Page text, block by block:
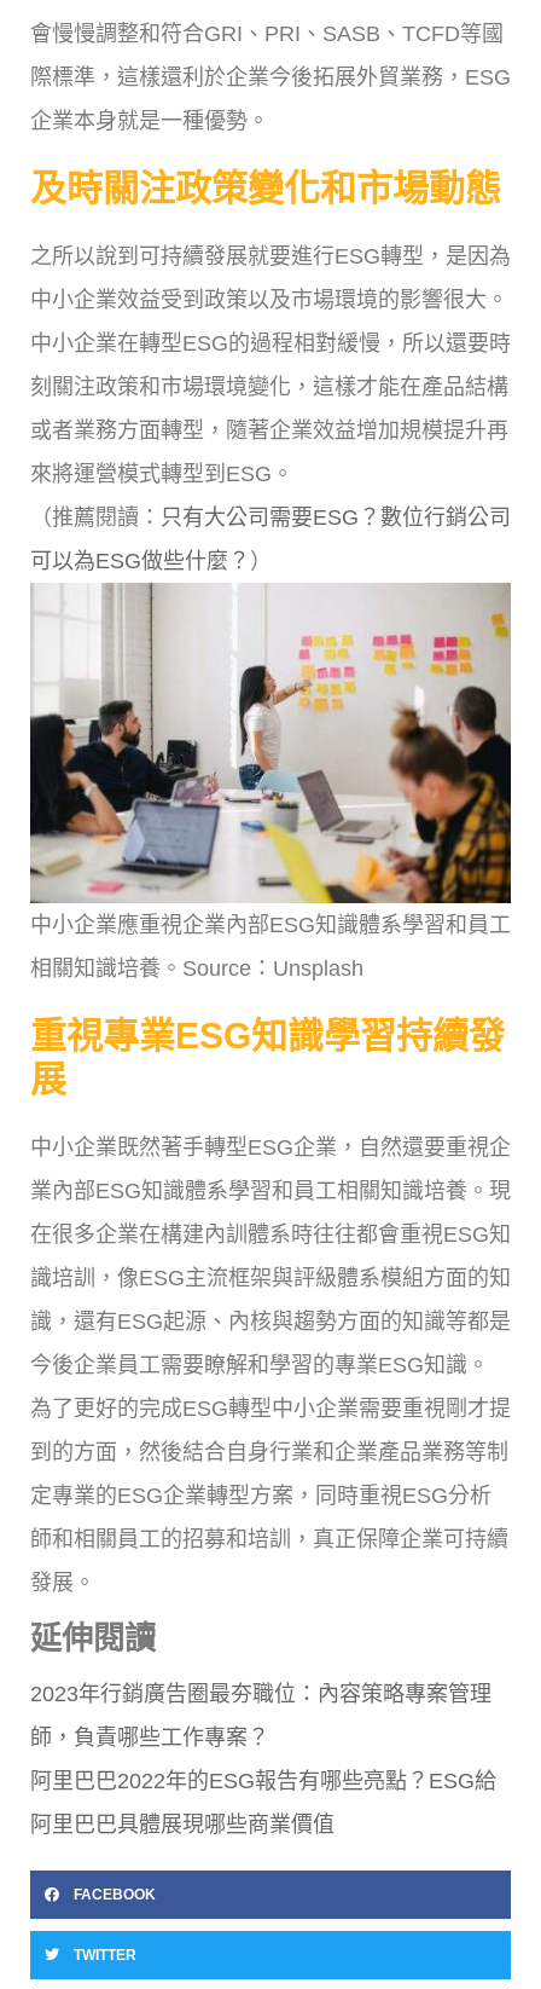
會慢慢調整和符合GRI、PRI、SASB、TCFD等國
際標準，這樣還利於企業今後拓展外貿業務，ESG
企業本身就是一種優勢。
及時關注政策變化和市場動態
之所以說到可持續發展就要進行ESG轉型，是因為
中小企業效益受到政策以及市場環境的影響很大。
中小企業在轉型ESG的過程相對緩慢，所以還要時
刻關注政策和市場環境變化，這樣才能在產品結構
或者業務方面轉型，隨著企業效益增加規模提升再
來將運營模式轉型到ESG。
（推薦閱讀： 只有大公司需要ESG？數位行銷公司
可以為ESG做些什麼？ ）
中小企業應重視企業內部ESG知識體系學習和員工
相關知識培養。Source：Unsplash
重視專業ESG知識學習持續發
展
中小企業既然著手轉型ESG企業，自然還要重視企
業內部ESG知識體系學習和員工相關知識培養。現
在很多企業在構建內訓體系時往往都會重視ESG知
識培訓，像ESG主流框架與評級體系模組方面的知
識，還有ESG起源、內核與趨勢方面的知識等都是
今後企業員工需要瞭解和學習的專業ESG知識。
為了更好的完成ESG轉型中小企業需要重視剛才提
到的方面，然後結合自身行業和企業產品業務等制
定專業的ESG企業轉型方案，同時重視ESG分析
師和相關員工的招募和培訓，真正保障企業可持續
發展。
延伸閱讀
2023年行銷廣告圈最夯職位：內容策略專案管理
師，負責哪些工作專案？
阿里巴巴2022年的ESG報告有哪些亮點？ESG給
阿里巴巴具體展現哪些商業價值
FACEBOOK
TWITTER